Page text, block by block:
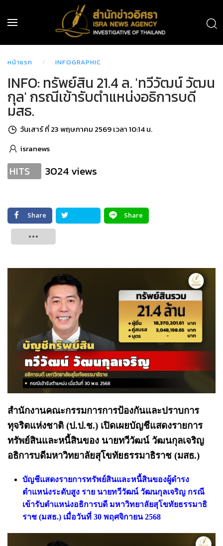
หน้าแรก INFOGRAPHIC
INFO: ทรัพย์สิน 21.4 ล. 'ทวีวัฒน์ วัฒน
กุล' กรณีเข้ารับตำแหน่งอธิการบดี
มสธ.
วันเสาร์ ที่ 23 พฤษภาคม 2569 เวลา 10:14 น.
isranews
HITS 3024 views
Share
Share
สำนักงานคณะกรรมการการป้องกันและปราบการ
ทุจริตแห่งชาติ (ป.ป.ช.) เปิดเผยบัญชีแสดงรายการ
ทรัพย์สินและหนี้สินของ นายทวีวัฒน์ วัฒนกุลเจริญ
อธิการบดีมหาวิทยาลัยสุโขทัยธรรมาธิราช (มสธ.)
บัญชีแสดงรายการทรัพย์สินและหนี้สินของผู้ดำรง
ตำแหน่งระดับสูง ราย นายทวีวัฒน์ วัฒนกุลเจริญ กรณี
เข้ารับตำแหน่งอธิการบดี มหาวิทยาลัยสุโขทัยธรรมาธิ
ราช (มสธ.) เมื่อวันที่ 30 พฤศจิกายน 2568